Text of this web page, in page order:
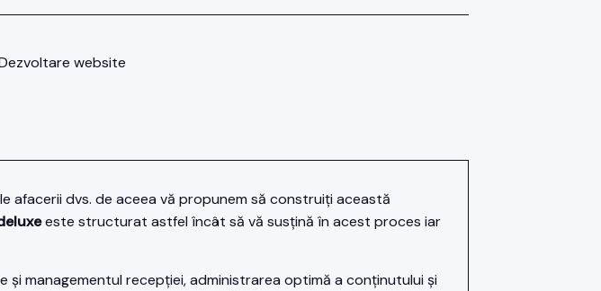
website
afacerii dvs. de aceea vă propunem să construiți această
este structurat astfel încât să vă susțină în acest proces iar
managementul recepției, administrarea optimă a conținutului și